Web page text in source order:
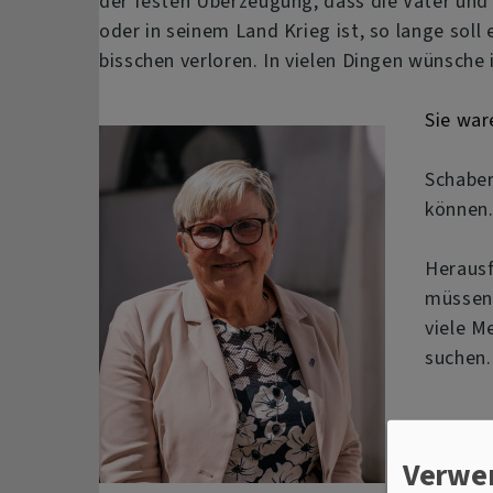
oder in seinem Land Krieg ist, so lange soll
bisschen verloren. In vielen Dingen
Sie
viele
suchen.
Neue